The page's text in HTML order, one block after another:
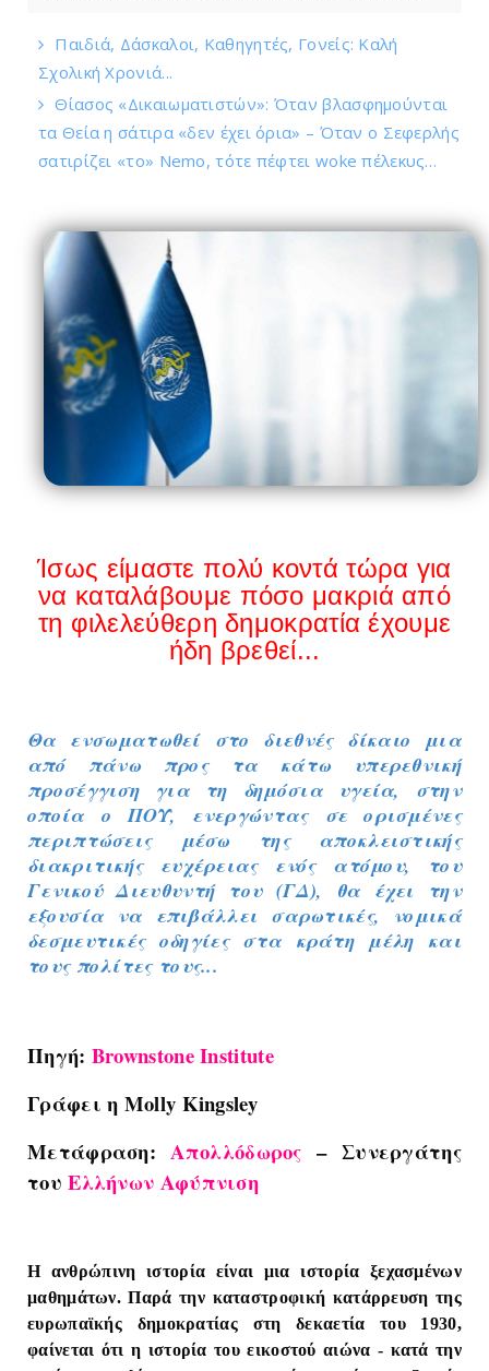
Παιδιά, Δάσκαλοι, Καθηγητές, Γονείς: Καλή
Σχολική Χρονιά...
Θίασος «Δικαιωματιστών»: Όταν βλασφημούνται
τα Θεία η σάτιρα «δεν έχει όρια» – Όταν ο Σεφερλής
σατιρίζει «το» Nemo, τότε πέφτει woke πέλεκυς…
Ίσως είμαστε πολύ κοντά τώρα για
να καταλάβουμε πόσο μακριά από
τη φιλελεύθερη δημοκρατία έχουμε
ήδη βρεθεί...
Θα ενσωματωθεί στο διεθνές δίκαιο μια
από πάνω προς τα κάτω υπερεθνική
προσέγγιση για τη δημόσια υγεία, στην
οποία ο ΠΟΥ, ενεργώντας σε ορισμένες
περιπτώσεις μέσω της αποκλειστικής
διακριτικής ευχέρειας ενός ατόμου, του
Γενικού Διευθυντή του (ΓΔ), θα έχει την
εξουσία να επιβάλλει σαρωτικές, νομικά
δεσμευτικές οδηγίες στα κράτη μέλη και
τους πολίτες τους...
Πηγή: Brownstone Institute
Γράφει η Molly Kingsley
Μετάφραση:Απολλόδωρος – Συνεργάτης
τουΕλλήνων Αφύπνιση
Η ανθρώπινη ιστορία είναι μια ιστορία ξεχασμένων
μαθημάτων. Παρά την καταστροφική κατάρρευση της
ευρωπαϊκής δημοκρατίας στη δεκαετία του 1930,
φαίνεται ότι η ιστορία του εικοστού αιώνα - κατά την